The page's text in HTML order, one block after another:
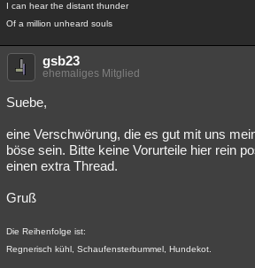
I can hear the distant thunder
Of a million unheard souls
gsb23
ehemaliges Mitglied
Suebe,
eine Verschwörung, die es gut mit uns
böse sein. Bitte keine Vorurteile hier rein
einen extra Thread.
Gruß
Die Reihenfolge ist:
Regnerisch kühl, Schaufensterbummel, Hundekot.